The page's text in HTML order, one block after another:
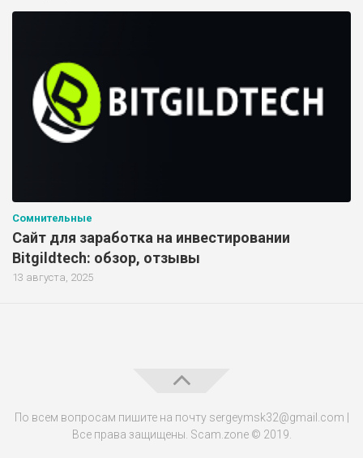
Сомнительные
Сайт для заработка на инвестировании
Bitgildtech: обзор, отзывы
13 августа, 2025
По всем вопросам пишите на почту sergeymsk32@gmail.com |
Все права защищены. Scam.zone © 2019.